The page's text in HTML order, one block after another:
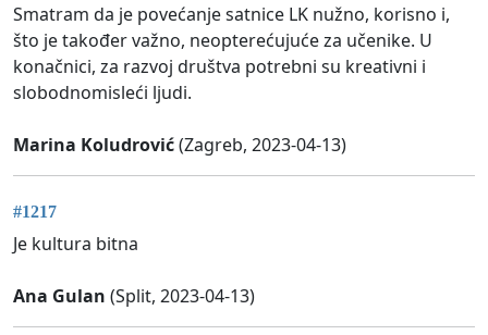
Smatram da je povećanje satnice LK nužno, korisno i,
što je također važno, neopterećujuće za učenike. U
konačnici, za razvoj društva potrebni su kreativni i
slobodnomisleći ljudi.
Marina Koludrović(Zagreb, 2023-04-13)
#1217
Je kultura bitna
Ana Gulan (Split, 2023-04-13)